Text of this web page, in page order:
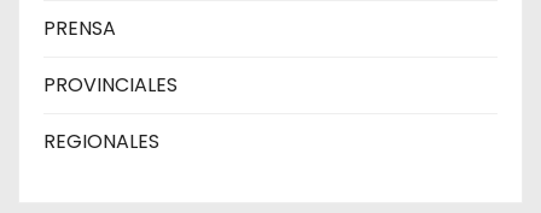
PRENSA
PROVINCIALES
REGIONALES